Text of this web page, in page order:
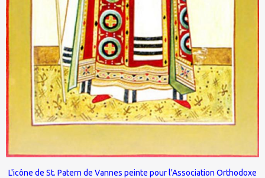
L'icône de St. Patern de Vannes peinte pour l'Association Orthodoxe